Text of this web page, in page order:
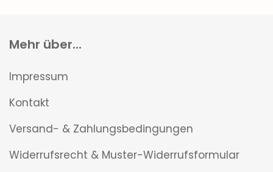
Mehr über...
Impressum
Kontakt
Versand- & Zahlungsbedingungen
Widerrufsrecht & Muster-Widerrufsformular